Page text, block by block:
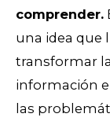
comprender.
una idea que
transformar
información
las